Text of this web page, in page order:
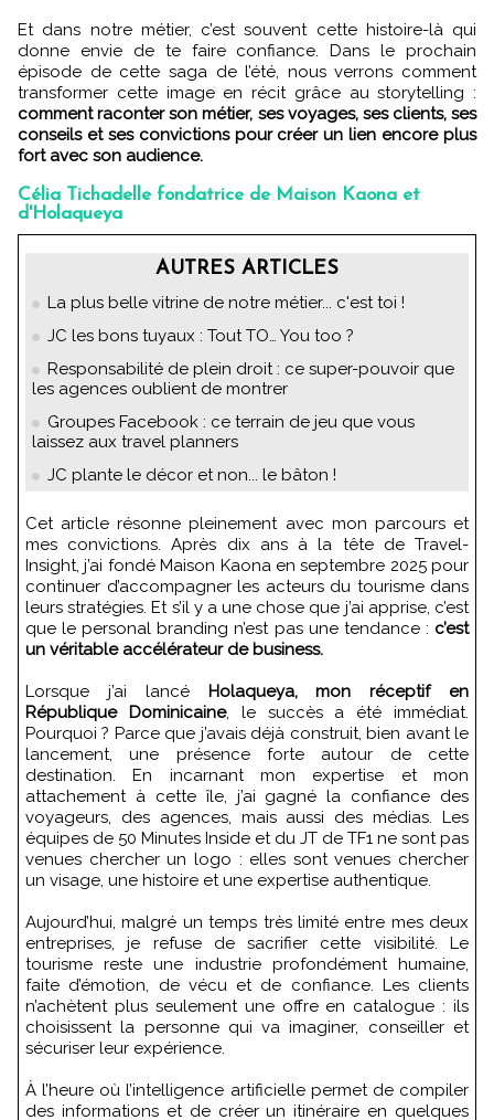
Et dans notre métier, c’est souvent cette histoire-là qui
donne envie de te faire confiance. Dans le prochain
épisode de cette saga de l’été, nous verrons comment
transformer cette image en récit grâce au storytelling :
comment raconter son métier, ses voyages, ses clients, ses
conseils et ses convictions pour créer un lien encore plus
fort avec son audience.
Célia Tichadelle fondatrice de Maison Kaona et
d'Holaqueya
AUTRES ARTICLES
La plus belle vitrine de notre métier... c'est toi !
JC les bons tuyaux : Tout TO… You too ?
Responsabilité de plein droit : ce super-pouvoir que
les agences oublient de montrer
Groupes Facebook : ce terrain de jeu que vous
laissez aux travel planners
JC plante le décor et non... le bâton !
Cet article résonne pleinement avec mon parcours et
mes convictions. Après dix ans à la tête de Travel-
Insight, j’ai fondé Maison Kaona en septembre 2025 pour
continuer d’accompagner les acteurs du tourisme dans
leurs stratégies. Et s’il y a une chose que j’ai apprise, c’est
que le personal branding n’est pas une tendance : c’est
un véritable accélérateur de business.
Lorsque j’ai lancé
Holaqueya, mon réceptif en
République Dominicaine, le succès a été immédiat.
Pourquoi ? Parce que j’avais déjà construit, bien avant le
lancement, une présence forte autour de cette
destination. En incarnant mon expertise et mon
attachement à cette île, j’ai gagné la confiance des
voyageurs, des agences, mais aussi des médias. Les
équipes de 50 Minutes Inside et du JT de TF1 ne sont pas
venues chercher un logo : elles sont venues chercher
un visage, une histoire et une expertise authentique.
Aujourd’hui, malgré un temps très limité entre mes deux
entreprises, je refuse de sacrifier cette visibilité. Le
tourisme reste une industrie profondément humaine,
faite d’émotion, de vécu et de confiance. Les clients
n’achètent plus seulement une offre en catalogue : ils
choisissent la personne qui va imaginer, conseiller et
sécuriser leur expérience.
À l’heure où l’intelligence artificielle permet de compiler
des informations et de créer un itinéraire en quelques